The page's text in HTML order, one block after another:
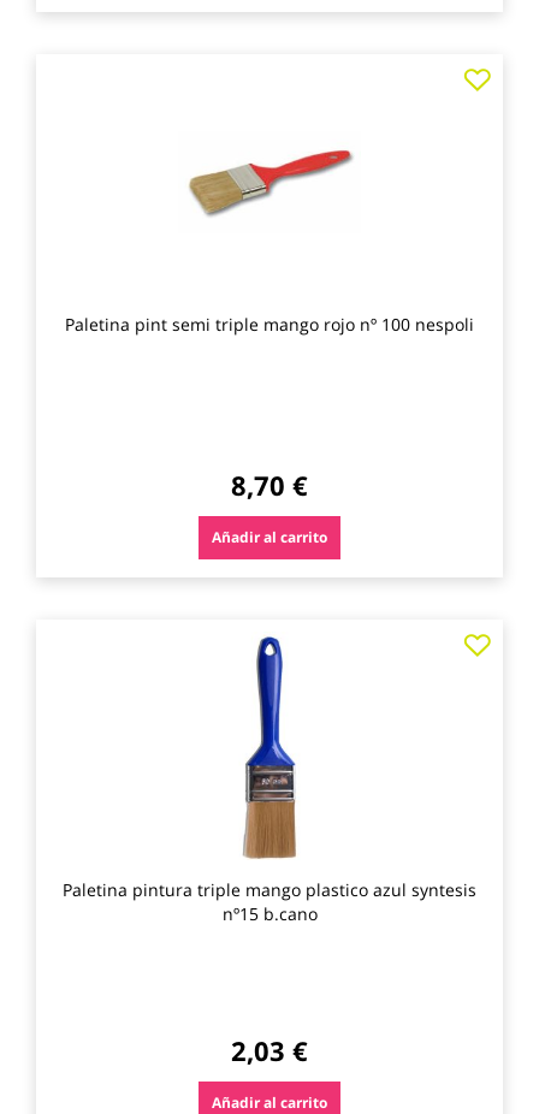
Paletina pint semi triple mango rojo nº 100 nespoli
8,70 €
Añadir al carrito
Paletina pintura triple mango plastico azul syntesis
nº15 b.cano
2,03 €
Añadir al carrito